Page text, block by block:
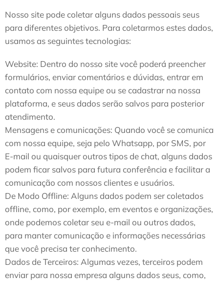
Nosso site pode coletar alguns dados pessoais seus
para diferentes objetivos. Para coletarmos estes dados,
usamos as seguintes tecnologias:
Website: Dentro do nosso site você poderá preencher
formulários, enviar comentários e dúvidas, entrar em
contato com nossa equipe ou se cadastrar na nossa
plataforma, e seus dados serão salvos para posterior
atendimento.
Mensagens e comunicações: Quando você se comunica
com nossa equipe, seja pelo Whatsapp, por SMS, por
E-mail ou quaisquer outros tipos de chat, alguns dados
podem ficar salvos para futura conferência e facilitar a
comunicação com nossos clientes e usuários.
De Modo Offline: Alguns dados podem ser coletados
offline, como, por exemplo, em eventos e organizações,
onde podemos coletar seu e-mail ou outros dados,
para manter comunicação e informações necessárias
que você precisa ter conhecimento.
Dados de Terceiros: Algumas vezes, terceiros podem
enviar para nossa empresa alguns dados seus, como,